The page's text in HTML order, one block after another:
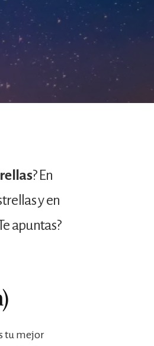
? En
y en
apuntas?
tu mejor